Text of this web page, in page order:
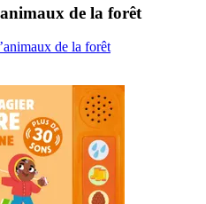
de la forêt
de la forêt